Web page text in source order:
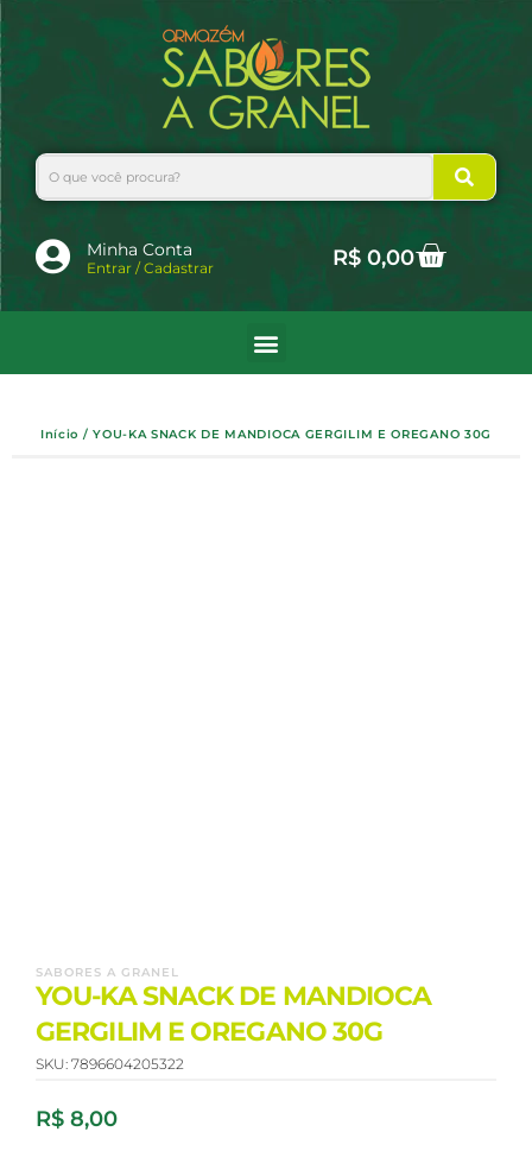
para
o
conteúdo
Search
Minha Conta
Entrar / Cadastrar R$0,00Cart
Início / YOU-KA SNACK DE MANDIOCA GERGILIM E OREGANO 30G
SABORES A GRANEL
YOU-KA SNACK DE MANDIOCA
GERGILIM E OREGANO 30G
SKU: 7896604205322
R$ 8,00